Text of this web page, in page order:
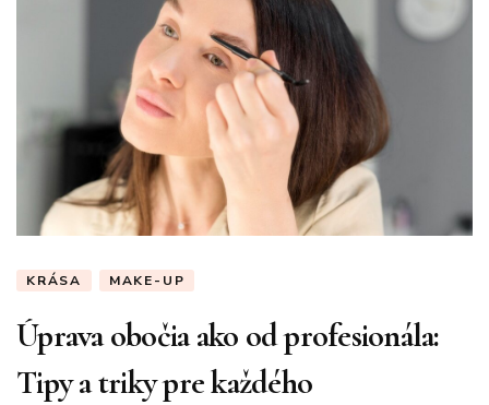
KRÁSA MAKE-UP
Úprava obočia ako od profesionála:
Tipy a triky pre každého